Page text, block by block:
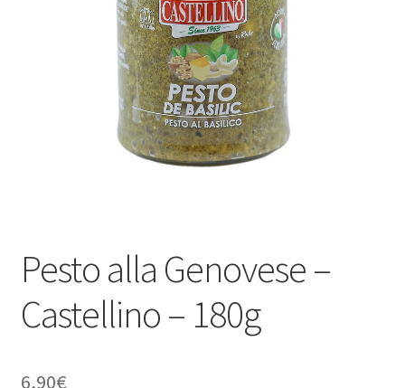
Pesto alla Genovese –
Castellino – 180g
6,90€